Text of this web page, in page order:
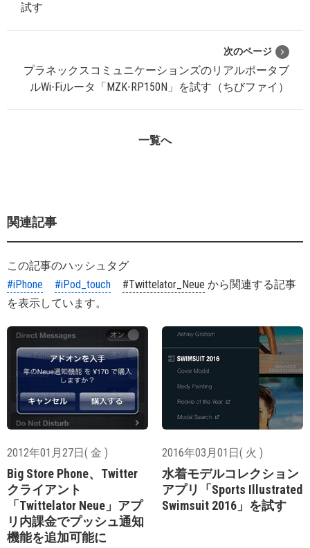
試す
次のページ
プラネックスコミュニケーションズのリアルポータブ
ルWi-Fiルータ「MZK-RP150N」を試す（ちびファイ）
一覧へ
関連記事
この記事のハッシュタグ
#iPhone
#iPod_touch #Twittelator_Neue から関連する記事
を表示しています。
2012年01月27日( 金 )
Big Store Phone、Twitter
クライアント
「Twittelator Neue」アプ
リ内課金でプッシュ通知
機能を追加可能に
2016年03月01日( 火 )
水着モデルコレクション
アプリ「Sports Illustrated
Swimsuit 2016」を試す